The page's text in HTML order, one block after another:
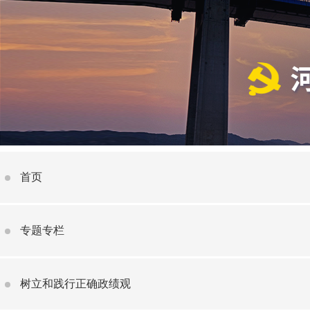
首页
专题专栏
树立和践行正确政绩观